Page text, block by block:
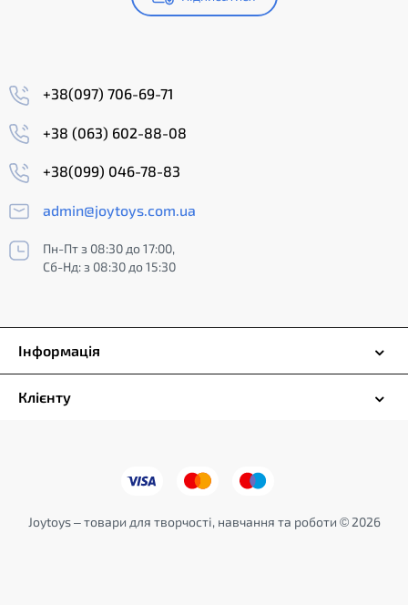
+38(097) 706-69-71
+38 (063) 602-88-08
+38(099) 046-78-83
admin@joytoys.com.ua
Пн-Пт з 08:30 до 17:00,
Сб-Нд: з 08:30 до 15:30
Інформація
Клієнту
Joytoys – товари для творчості, навчання та роботи © 2026